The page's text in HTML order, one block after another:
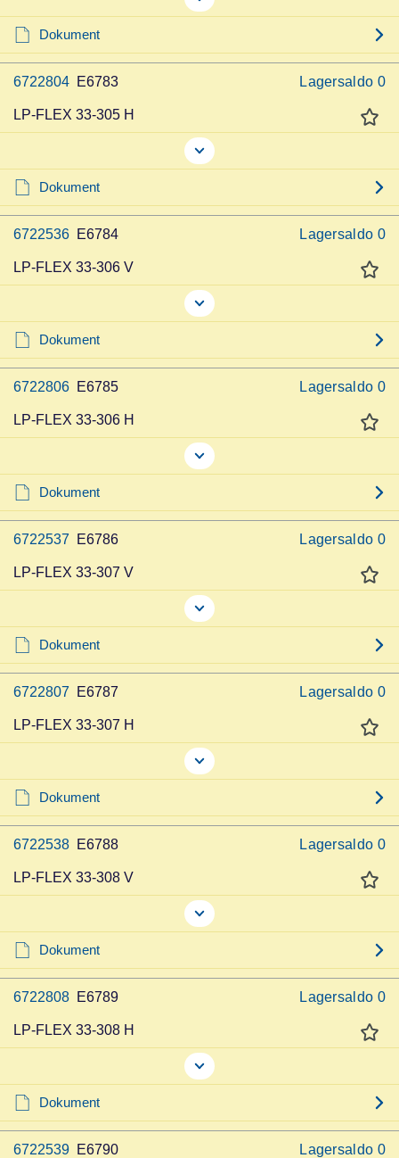
Dokument
6722804 E6783 Lagersaldo 0
LP-FLEX 33-305 H
Dokument
6722536 E6784 Lagersaldo 0
LP-FLEX 33-306 V
Dokument
6722806 E6785 Lagersaldo 0
LP-FLEX 33-306 H
Dokument
6722537 E6786 Lagersaldo 0
LP-FLEX 33-307 V
Dokument
6722807 E6787 Lagersaldo 0
LP-FLEX 33-307 H
Dokument
6722538 E6788 Lagersaldo 0
LP-FLEX 33-308 V
Dokument
6722808 E6789 Lagersaldo 0
LP-FLEX 33-308 H
Dokument
6722539 E6790 Lagersaldo 0